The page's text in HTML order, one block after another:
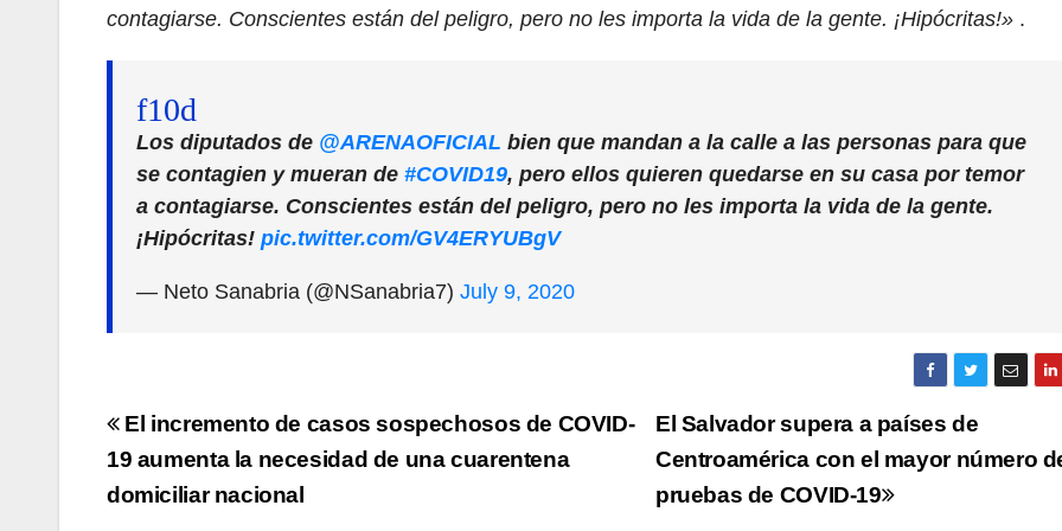
contagiarse. Conscientes están del peligro, pero no les importa la vida de la gente. ¡Hipócritas!» .
Los diputados de @ARENAOFICIAL bien que mandan a la calle a las personas para que
se contagien y mueran de #COVID19, pero ellos quieren quedarse en su casa por temor
a contagiarse. Conscientes están del peligro, pero no les importa la vida de la gente.
¡Hipócritas! pic.twitter.com/GV4ERYUBgV
— Neto Sanabria (@NSanabria7) July 9, 2020
Navegación
de
entradas
El Salvador supera a países de
Centroamérica con el mayor número
pruebas de COVID-19
El incremento de casos sospechosos de COVID-
19 aumenta la necesidad de una cuarentena
domiciliar nacional